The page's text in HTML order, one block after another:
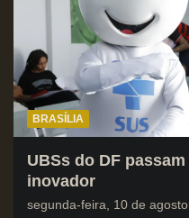
BRASÍLIA
UBSs do DF
inovador
segunda-feira, 10 de